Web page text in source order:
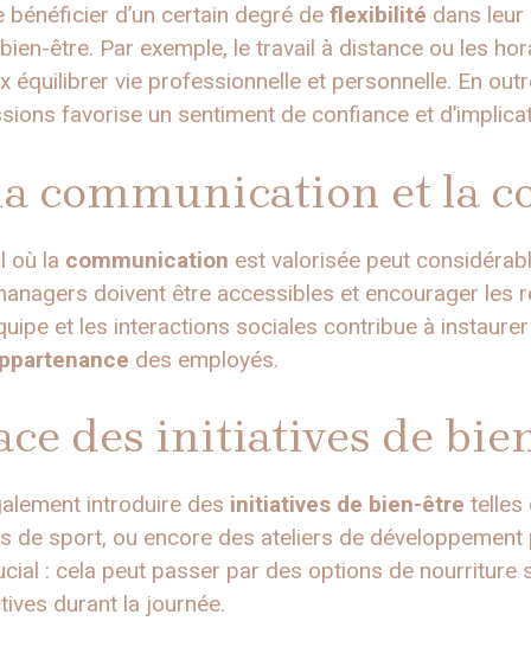
d’un certain degré de flexibilité dans
être. Par exemple, le travail à distance ou les
équilibrer vie professionnelle et personnelle. En
favorise un sentiment de confiance et
communication et la
où la communication est valorisée peut
doivent être accessibles et encourager les
et les interactions sociales contribue à
des employés.
des initiatives de
introduire des initiatives de bien-être telles
de sport, ou encore des ateliers de développement
: cela peut passer par des options de nourriture
durant la journée.